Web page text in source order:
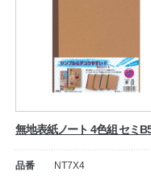
無地表紙ノート 4色組 セミ
品番 NT7X4